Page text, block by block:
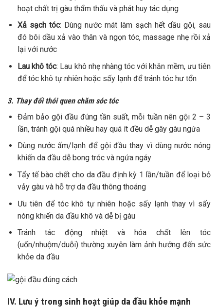
hoạt chất trị gàu thẩm thấu và phát huy tác dụng
Xả sạch tóc: Dùng nước mát làm sạch hết dầu gội, sau
đó bôi dầu xả vào thân và ngọn tóc, massage nhẹ rồi xả
lại với nước
Lau khô tóc: Lau khô nhẹ nhàng tóc với khăn mềm, ưu tiên
để tóc khô tự nhiên hoặc sấy lạnh để tránh tóc hư tổn
3. Thay đổi thói quen chăm sóc tóc
Đảm bảo gội đầu đúng tần suất, mỗi tuần nên gội 2 – 3
lần, tránh gội quá nhiều hay quá ít đều dễ gây gàu ngứa
Dùng nước ấm/lạnh để gội đầu thay vì dùng nước nóng
khiến da đầu dễ bong tróc và ngứa ngáy
Tẩy tế bào chết cho da đầu định kỳ 1 lần/tuần để loại bỏ
vảy gàu và hỗ trợ da đầu thông thoáng
Ưu tiên để tóc khô tự nhiên hoặc sấy lạnh thay vì sấy
nóng khiến da đầu khô và dễ bị gàu
Tránh tác động nhiệt và hóa chất lên tóc
(uốn/nhuộm/duỗi) thường xuyên làm ảnh hưởng đến sức
khỏe da đầu
IV. Lưu ý trong sinh hoạt giúp da đầu khỏe mạnh